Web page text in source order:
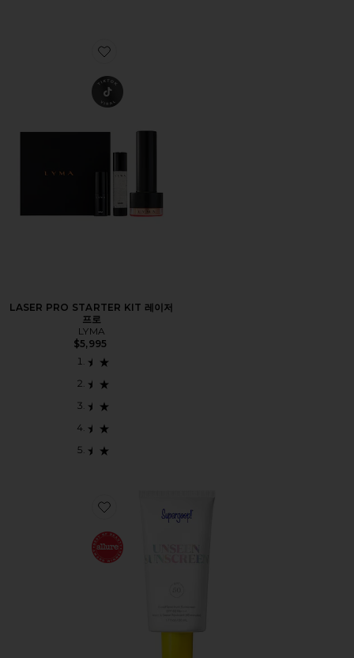
Favorite LASER PRO STARTER KIT 레이저 프로
LASER PRO STARTER KIT 레이저
프로
LYMA
$5,995
Favorite UNSEEN SUNSCREEN SPF 40 선스크린